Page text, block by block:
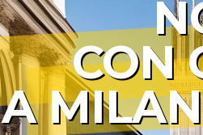
CON
A